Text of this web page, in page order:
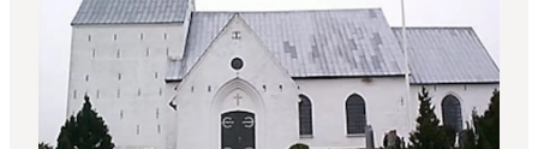
Byer
Det sker
Overnatning
Planlæg din rejse